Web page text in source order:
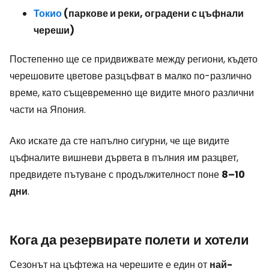
Токио(паркове и реки, оградени с цъфнали
череши)
Постепенно ще се придвижвате между региони, където
черешовите цветове разцъфват в малко по-различно
време, като същевременно ще видите много различни
части на Япония.
Ако искате да сте напълно сигурни, че ще видите
цъфналите вишневи дървета в пълния им разцвет,
предвидете пътуване с продължителност поне 8–10
дни.
Кога да резервирате полети и хотели
Сезонът на цъфтежа на черешите е един от най-